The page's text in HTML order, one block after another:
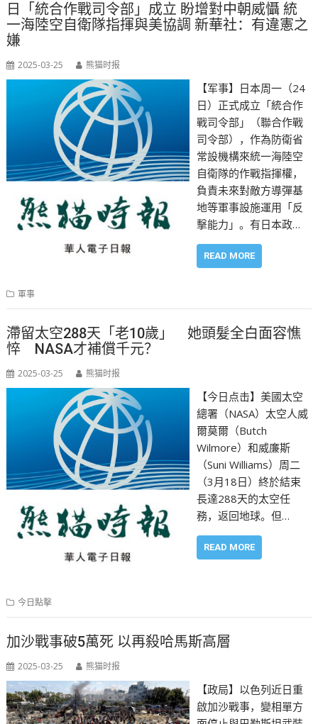
日「統合作戰司令部」成立 盼增對中朝威懾 統
一海陸空自衛隊指揮與美協調 新華社：有違憲之
嫌
2025-03-25 熊猫时报
【军事】日本周一（24
日）正式成立「統合作
戰司令部」（聯合作戰
司令部），作為防衛省
常設機構來統一海陸空
自衛隊的作戰指揮權，
負責未來對敵方導彈基
地等軍事設施運用「反
擊能力」。有日本政…
READ MORE
軍事
滯留太空288天「老10歲」 她頭髮全白面容憔
悴 NASA才補償千元？
2025-03-25 熊猫时报
【今日点击】美國太空
總署（NASA）太空人威
爾莫爾（Butch
Wilmore）和威廉斯
（Suni Williams）周二
（3月18日）終於結束
長達288天的太空任
務，返回地球。但…
READ MORE
今日點擊
加沙戰事破5萬死 以再殺哈馬斯高層
2025-03-25 熊猫时报
【政局】以色列近日重
啟加沙戰事，變相單方